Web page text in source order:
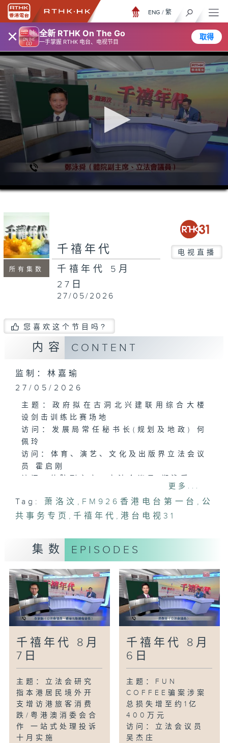
× 全新 RTHK On The Go
一手掌握 RTHK 电台、电视节目
取得
ENG / 繁
0
seconds
17
minutes,
31
seconds
所有集数
千禧年代 电视直播
千禧年代 5月
27日
27/05/2026
您喜欢这个节目吗?
内容 CONTENT
监制：林嘉瑜
27/05/2026
主题：政府拟在古洞北兴建联用综合大楼
设剑击训练比赛场地
访问：发展局常任秘书长(规划及地政) 何
佩玲
访问：体育、演艺、文化及出版界立法会议
员 霍启刚
主题：积金局揭有人疑伪造医生纸申提早提
取强积金
访问：积金局非执行董事、劳联立法会议员
主题：港岛东拟建地下雨水排放隧道 可抵
御200年一遇暴雨
主题：智能机械人规管与产品责任保险
访问：国际专业保险谘询协会会长 罗少雄
更多...
Tag: 萧洛汶 , FM926香港电台第一台 , 公
共事务专页 ,千禧年代 ,港台电视31
集数 EPISODES
千禧年代 8月
7日
主题：立法会研究
指本港居民境外开
支增访港旅客消费
跌/粤港澳消委会合
作 一站式处理投诉
十月实施
千禧年代 8月
6日
主题：FUN
COFFEE骗案涉案
总损失增至约1亿
400万元
访问：立法会议员
吴杰庄